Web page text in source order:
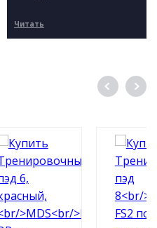
Читать